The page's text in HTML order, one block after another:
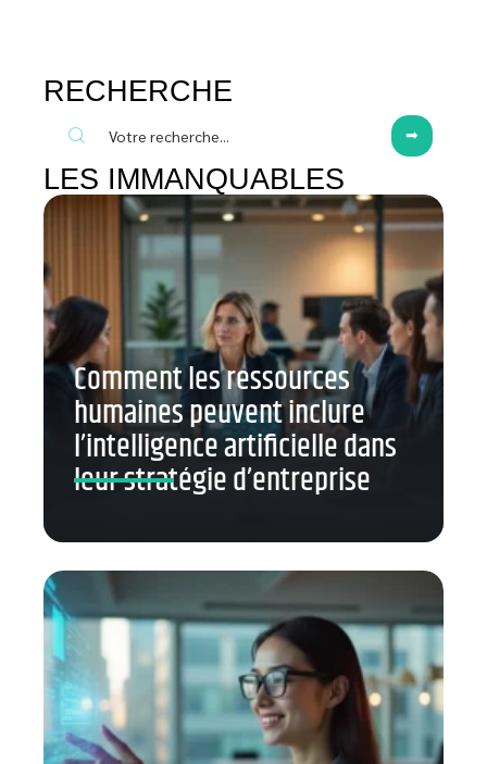
RECHERCHE
LES IMMANQUABLES
Comment les ressources
humaines peuvent inclure
l’intelligence artificielle dans
leur stratégie d’entreprise